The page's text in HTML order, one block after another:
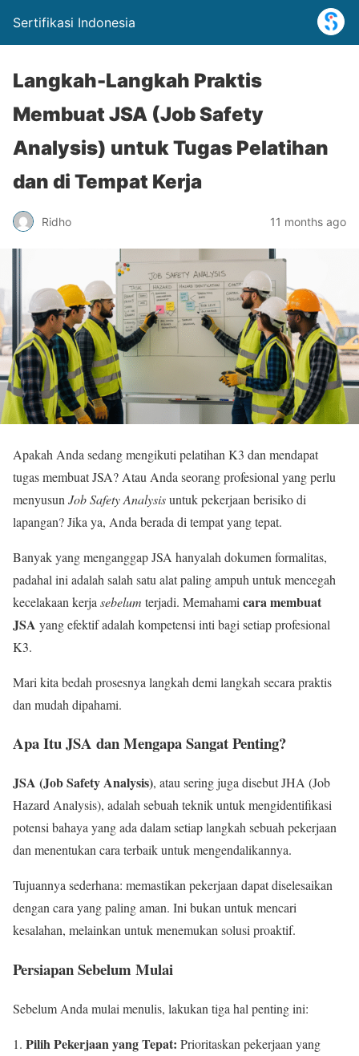
Sertifikasi Indonesia
Langkah-Langkah Praktis
Membuat JSA (Job Safety
Analysis) untuk Tugas Pelatihan
dan di Tempat Kerja
Ridho 11 months ago
Apakah Anda sedang mengikuti pelatihan K3 dan mendapat
tugas membuat JSA? Atau Anda seorang profesional yang perlu
menyusun Job Safety Analysisuntuk pekerjaan berisiko di
lapangan? Jika ya, Anda berada di tempat yang tepat.
Banyak yang menganggap JSA hanyalah dokumen formalitas,
padahal ini adalah salah satu alat paling ampuh untuk mencegah
kecelakaan kerja sebelum terjadi. Memahami cara membuat
JSA yang efektif adalah kompetensi inti bagi setiap profesional
K3.
Mari kita bedah prosesnya langkah demi langkah secara praktis
dan mudah dipahami.
Apa Itu JSA dan Mengapa Sangat Penting?
JSA (Job Safety Analysis), atau sering juga disebut JHA (Job
Hazard Analysis), adalah sebuah teknik untuk mengidentifikasi
potensi bahaya yang ada dalam setiap langkah sebuah pekerjaan
dan menentukan cara terbaik untuk mengendalikannya.
Tujuannya sederhana: memastikan pekerjaan dapat diselesaikan
dengan cara yang paling aman. Ini bukan untuk mencari
kesalahan, melainkan untuk menemukan solusi proaktif.
Persiapan Sebelum Mulai
Sebelum Anda mulai menulis, lakukan tiga hal penting ini:
Pilih Pekerjaan yang Tepat: Prioritaskan pekerjaan yang